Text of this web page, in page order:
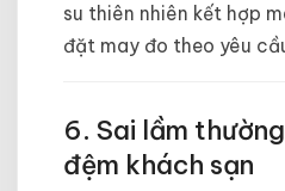
su thiên nhiên kết hợp
đặt may đo theo yêu
6. Sai lầm
đệm khách sạn